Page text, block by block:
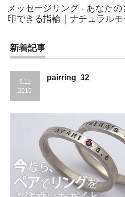
新着記事
9.11
2015
pairring_32